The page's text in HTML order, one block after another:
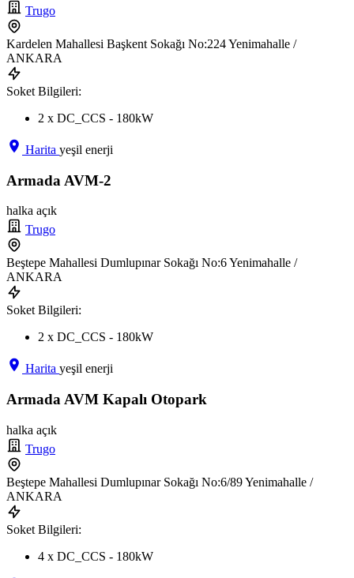
Trugo
Kardelen Mahallesi Başkent Sokağı No:224 Yenimahalle /
ANKARA
Soket Bilgileri:
2 x DC_CCS - 180kW
Harita yeşil enerji
Armada AVM-2
halka açık
Trugo
Beştepe Mahallesi Dumlupınar Sokağı No:6 Yenimahalle /
ANKARA
Soket Bilgileri:
2 x DC_CCS - 180kW
Harita yeşil enerji
Armada AVM Kapalı Otopark
halka açık
Trugo
Beştepe Mahallesi Dumlupınar Sokağı No:6/89 Yenimahalle /
ANKARA
Soket Bilgileri:
4 x DC_CCS - 180kW